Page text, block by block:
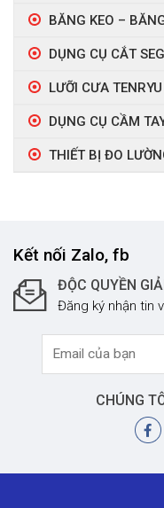
BĂNG KEO –
DỤNG CỤ CẮT
LƯỠI CƯA TENRYU
DỤNG CỤ CẦM
THIẾT BỊ ĐO
Kết nối Zalo, fb
ĐỘC QUYỀN
Đăng ký nhận tin
CHÚNG